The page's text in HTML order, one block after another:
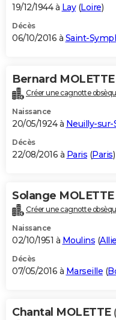
19/12/1944 à Lay(Loire)
Décès
06/10/2016 à Saint-
Bernard MOLETTE
Créer une cagnotte
Naissance
20/05/1924 à Neuilly-sur-
Décès
22/08/2016 à Paris (Paris)
Solange MOLETTE
Créer une cagnotte
Naissance
02/10/1951 à Moulins (
Décès
07/05/2016 à Marseille (
Chantal MOLETTE